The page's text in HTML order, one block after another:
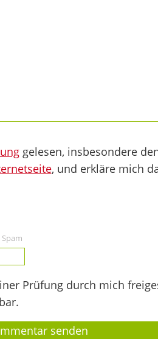
gelesen, insbesondere
, und erkläre mich
Prüfung durch mich